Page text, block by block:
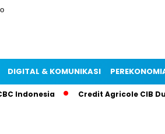
DIGITAL & KOMUNIKASI
Credit Agricole CIB